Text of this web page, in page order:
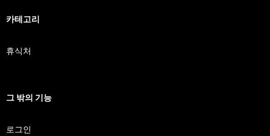
카테고리
휴식처
그 밖의 기능
로그인